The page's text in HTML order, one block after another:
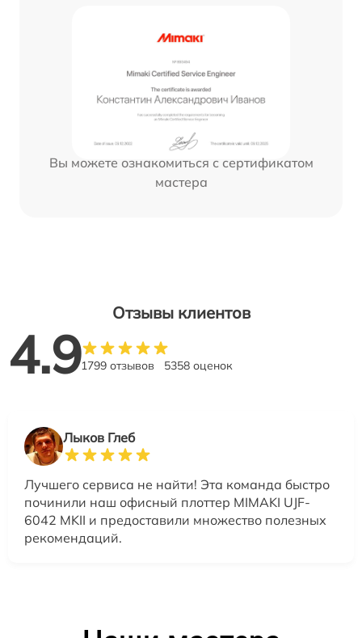
Вы можете ознакомиться с сертификатом
мастера
Отзывы клиентов
4.91799 отзывов 5358 оценок
Лыков Глеб
Лучшего сервиса не найти! Эта команда быстро
починили наш офисный плоттер MIMAKI UJF-
6042 MKII и предоставили множество полезных
рекомендаций.